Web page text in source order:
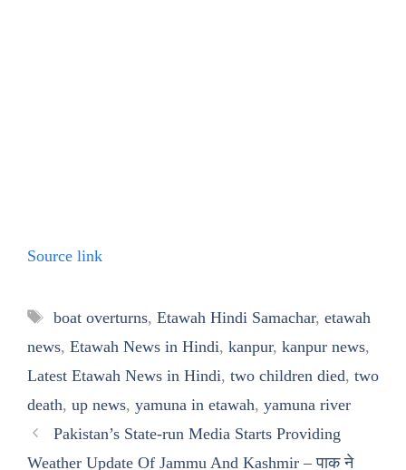
Source link
Tags
boat overturns, Etawah Hindi Samachar, etawah
news, Etawah News in Hindi, kanpur, kanpur news,
Latest Etawah News in Hindi, two children died, two
death, up news, yamuna in etawah, yamuna river
Pakistan’s State-run Media Starts Providing
Weather Update Of Jammu And Kashmir – पाक ने